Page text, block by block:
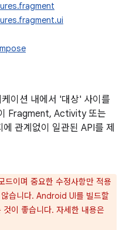
이션 내에서 '대상' 사이를
Fragment, Activity 또는
관계없이 일관된 API를 제
드이며 중요한 수정사항만 적용
습니다. Android UI를 빌드할
것이 좋습니다. 자세한 내용은